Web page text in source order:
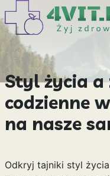
Styl życia a
codzienne
na nasze
Odkryj tajniki styl